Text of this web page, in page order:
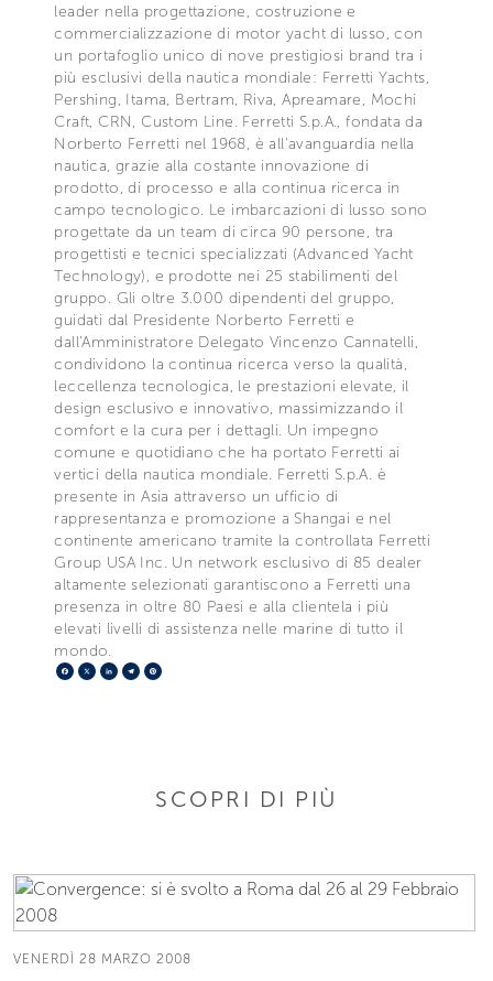
leader nella progettazione, costruzione e
commercializzazione di motor yacht di lusso, con
un portafoglio unico di nove prestigiosi brand tra i
più esclusivi della nautica mondiale: Ferretti Yachts,
Pershing, Itama, Bertram, Riva, Apreamare, Mochi
Craft, CRN, Custom Line. Ferretti S.p.A., fondata da
Norberto Ferretti nel 1968, è all'avanguardia nella
nautica, grazie alla costante innovazione di
prodotto, di processo e alla continua ricerca in
campo tecnologico. Le imbarcazioni di lusso sono
progettate da un team di circa 90 persone, tra
progettisti e tecnici specializzati (Advanced Yacht
Technology), e prodotte nei 25 stabilimenti del
gruppo. Gli oltre 3.000 dipendenti del gruppo,
guidati dal Presidente Norberto Ferretti e
dall'Amministratore Delegato Vincenzo Cannatelli,
condividono la continua ricerca verso la qualità,
leccellenza tecnologica, le prestazioni elevate, il
design esclusivo e innovativo, massimizzando il
comfort e la cura per i dettagli. Un impegno
comune e quotidiano che ha portato Ferretti ai
vertici della nautica mondiale. Ferretti S.p.A. è
presente in Asia attraverso un ufficio di
rappresentanza e promozione a Shangai e nel
continente americano tramite la controllata Ferretti
Group USA Inc. Un network esclusivo di 85 dealer
altamente selezionati garantiscono a Ferretti una
presenza in oltre 80 Paesi e alla clientela i più
elevati livelli di assistenza nelle marine di tutto il
mondo.
Facebook
X LinkedIn
Telegram
SCOPRI DI PIÙ
VENERDÌ 28 MARZO 2008